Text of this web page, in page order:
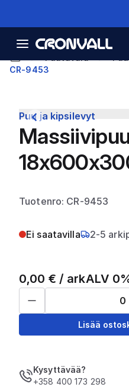
CR-9453
Puu ja kipsilevyt
Tuotenro: CR-9453
Ei saatavilla 2-5
0,00 € / arkALV
Lisää
Kysyttävää?
+358 400 173 298